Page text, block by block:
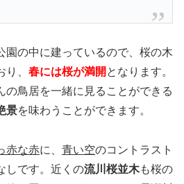
園の中に建っているので、桜の木
、 春には桜が満開 となります。
の鳥居を一緒に見ることができる
景を味わうことができます。
赤な赤に、 青い空のコントラスト
しです。近くの流川桜並木も桜の